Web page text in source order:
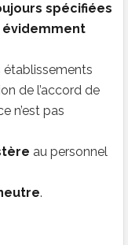
spécifiées
évidemment
établissements
de l’accord de
n’est pas
au personnel
.